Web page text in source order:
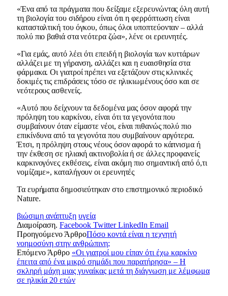
«Ένα από τα πράγματα που δείξαμε εξερευνώντας όλη αυτή
τη βιολογία του σιδήρου είναι ότι η φερρόπτωση είναι
κατασταλτική του όγκου, όπως όλοι υποπτεύονταν – αλλά
πολύ πιο βαθιά στα νεότερα ζώα», λένε οι ερευνητές.
«Για εμάς, αυτό λέει ότι επειδή η βιολογία των κυττάρων
αλλάζει με τη γήρανση, αλλάζει και η ευαισθησία στα
φάρμακα. Οι γιατροί πρέπει να εξετάζουν στις κλινικές
δοκιμές τις επιδράσεις τόσο σε ηλικιωμένους όσο και σε
νεότερους ασθενείς.
«Αυτό που δείχνουν τα δεδομένα μας όσον αφορά την
πρόληψη του καρκίνου, είναι ότι τα γεγονότα που
συμβαίνουν όταν είμαστε νέοι, είναι πιθανώς πολύ πιο
επικίνδυνα από τα γεγονότα που συμβαίνουν αργότερα.
Έτσι, η πρόληψη στους νέους όσον αφορά το κάπνισμα ή
την έκθεση σε ηλιακή ακτινοβολία ή σε άλλες προφανείς
καρκινογόνες εκθέσεις, είναι ακόμη πιο σημαντική από ό,τι
νομίζαμε», καταλήγουν οι ερευνητές
Τα ευρήματα δημοσιεύτηκαν στο επιστημονικό περιοδικό
Nature.
βιώσιμη ανάπτυξη υγεία
Διαμοίραση. Facebook Twitter LinkedIn Email
Προηγούμενο ΆρθροΠόσο κοντά είναι η τεχνητή
νοημοσύνη στην ανθρώπινη;
Επόμενο Άρθρο «Οι γιατροί μου είπαν ότι έχω καρκίνο
έπειτα από ένα μικρό σημάδι που παρατήρησα» – Η
σκληρή μάχη μιας γυναίκας μετά τη διάγνωση με λέμφωμα
σε ηλικία 20 ετών